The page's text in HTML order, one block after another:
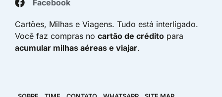
Facebook
Cartões, Milhas e Viagens. Tudo está interligado.
Você faz compras no cartão de crédito para
acumular milhas aéreas e viajar.